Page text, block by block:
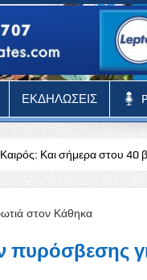
ΕΚΔΗΛΩΣΕΙΣ
40 βαθμούς το
πυρόσβεσης